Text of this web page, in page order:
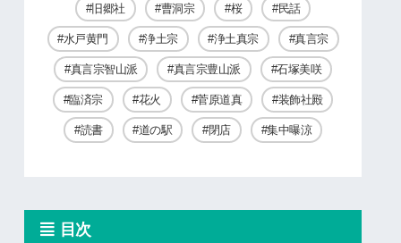
旧郷社 曹洞宗 桜 民話
水戸黄門 浄土宗 浄土真宗 真言宗
真言宗智山派 真言宗豊山派 石塚美咲
臨済宗 花火 菅原道真 装飾社殿
読書 道の駅 閉店 集中曝涼
目次